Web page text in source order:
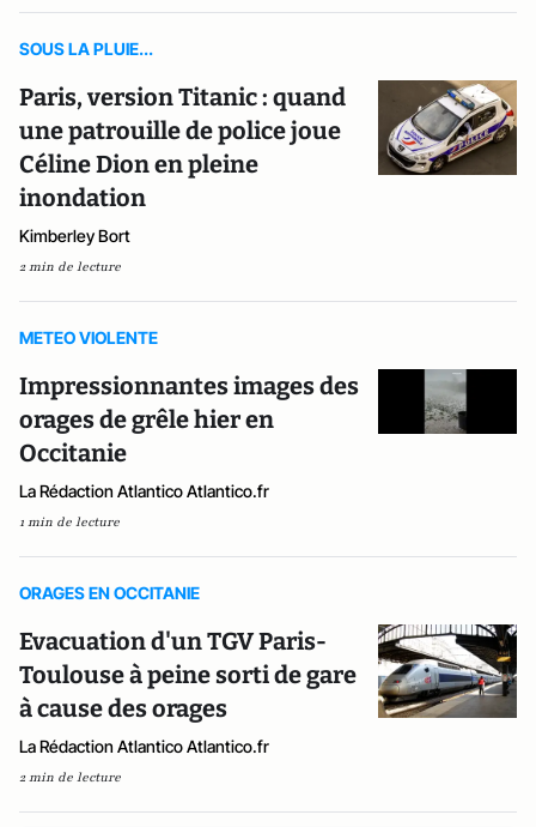
SOUS LA PLUIE...
Paris, version Titanic : quand
une patrouille de police joue
Céline Dion en pleine
inondation
Kimberley Bort
2 min de lecture
METEO VIOLENTE
Impressionnantes images des
orages de grêle hier en
Occitanie
La Rédaction Atlantico Atlantico.fr
1 min de lecture
ORAGES EN OCCITANIE
Evacuation d'un TGV Paris-
Toulouse à peine sorti de gare
à cause des orages
La Rédaction Atlantico Atlantico.fr
2 min de lecture